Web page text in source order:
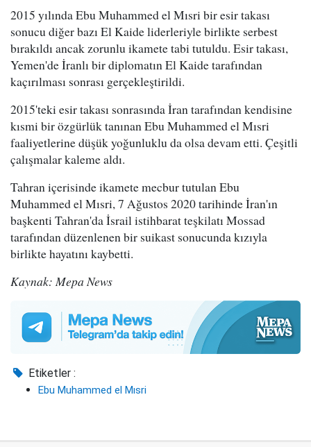
2015 yılında Ebu Muhammed el Mısri bir esir takası
sonucu diğer bazı El Kaide liderleriyle birlikte serbest
bırakıldı ancak zorunlu ikamete tabi tutuldu. Esir takası,
Yemen'de İranlı bir diplomatın El Kaide tarafından
kaçırılması sonrası gerçekleştirildi.
2015'teki esir takası sonrasında İran tarafından kendisine
kısmi bir özgürlük tanınan Ebu Muhammed el Mısri
faaliyetlerine düşük yoğunluklu da olsa devam etti. Çeşitli
çalışmalar kaleme aldı.
Tahran içerisinde ikamete mecbur tutulan Ebu
Muhammed el Mısri, 7 Ağustos 2020 tarihinde İran'ın
başkenti Tahran'da İsrail istihbarat teşkilatı Mossad
tarafından düzenlenen bir suikast sonucunda kızıyla
birlikte hayatını kaybetti.
Kaynak: Mepa News
Etiketler :
Ebu Muhammed el Mısri